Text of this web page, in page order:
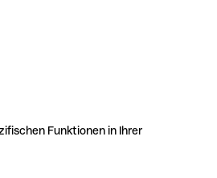
Funktionen in Ihrer